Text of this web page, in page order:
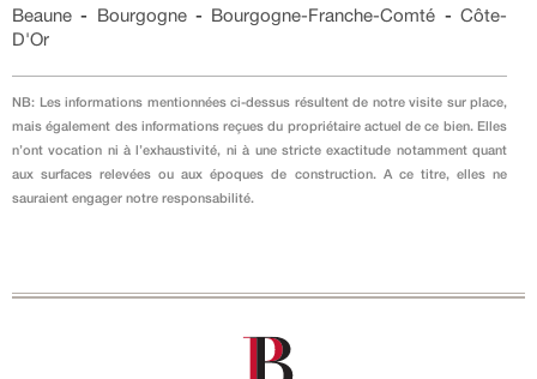
Beaune - Bourgogne - Bourgogne-Franche-Comté -Côte-
D'Or
NB: Les informations mentionnées ci-dessus résultent de notre visite sur place,
mais également des informations reçues du propriétaire actuel de ce bien. Elles
n’ont vocation ni à l’exhaustivité, ni à une stricte exactitude notamment quant
aux surfaces relevées ou aux époques de construction. A ce titre, elles ne
sauraient engager notre responsabilité.